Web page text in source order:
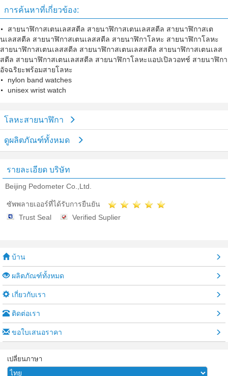
การค้นหาที่เกี่ยวข้อง:
สายนาฬิกาสเตนเลสสตีล สายนาฬิกาสเตนเลสสตีล สายนาฬิกาสเต
นเลสสตีล สายนาฬิกาสเตนเลสสตีล สายนาฬิกาโลหะ สายนาฬิกาโลหะ
สายนาฬิกาสเตนเลสสตีล สายนาฬิกาสเตนเลสสตีล สายนาฬิกาสเตนเลส
สตีล สายนาฬิกาสเตนเลสสตีล สายนาฬิกาโลหะแอปเปิลวอทช์ สายนาฬิกา
อัจฉริยะพร้อมสายโลหะ
nylon band watches
unisex wrist watch
โลหะสายนาฬิกา
ดูผลิตภัณฑ์ทั้งหมด
รายละเอียด บริษัท
Beijing Pedometer Co.,Ltd.
ซัพพลายเออร์ที่ได้รับการยืนยัน
Trust Seal
Verified Suplier
บ้าน
ผลิตภัณฑ์ทั้งหมด
เกี่ยวกับเรา
ติดต่อเรา
ขอใบเสนอราคา
เปลี่ยนภาษา